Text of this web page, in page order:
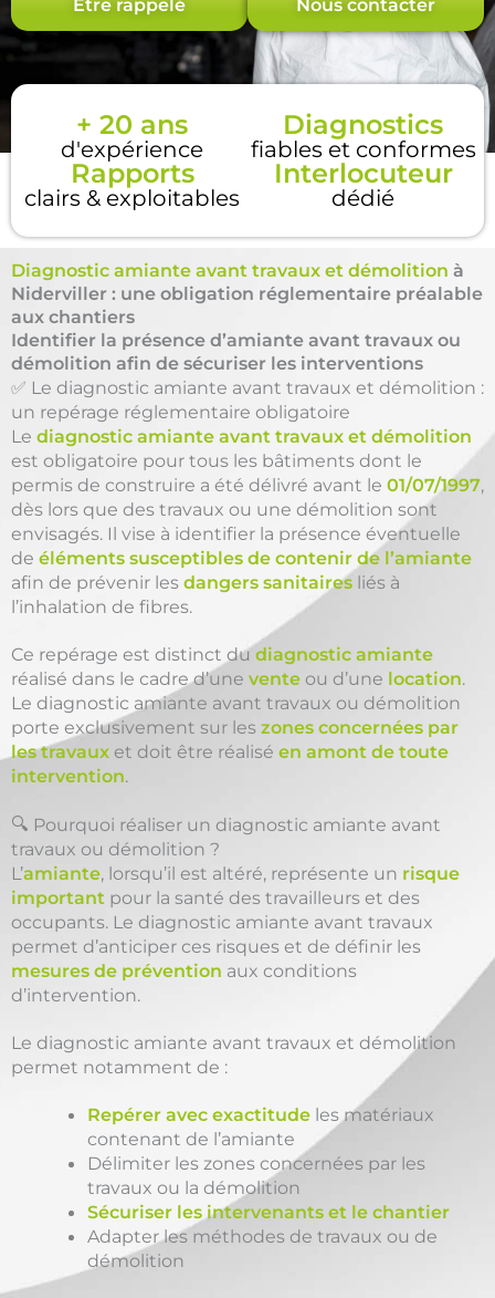
Être rappelé Nous contacter
+ 20 ans
d'expérience
Diagnostics
fiables et conformes
Rapports
clairs & exploitables
Interlocuteur
dédié
Diagnostic amiante avant travaux et démolition à
Niderviller : une obligation réglementaire préalable
aux chantiers
Identifier la présence d’amiante avant travaux ou
démolition afin de sécuriser les interventions
✅ Le diagnostic amiante avant travaux et démolition :
un repérage réglementaire obligatoire
Le diagnostic amiante avant travaux et démolition
est obligatoire pour tous les bâtiments dont le
permis de construire a été délivré avant le 01/07/1997,
dès lors que des travaux ou une démolition sont
envisagés. Il vise à identifier la présence éventuelle
de éléments susceptibles de contenir de l’amiante
afin de prévenir les dangers sanitaires liés à
l’inhalation de fibres.
Ce repérage est distinct du diagnostic amiante
réalisé dans le cadre d’une vente ou d’une location.
Le diagnostic amiante avant travaux ou démolition
porte exclusivement sur les zones concernées par
les travaux et doit être réalisé en amont de toute
intervention.
🔍 Pourquoi réaliser un diagnostic amiante avant
travaux ou démolition ?
L’amiante, lorsqu’il est altéré, représente un risque
important pour la santé des travailleurs et des
occupants. Le diagnostic amiante avant travaux
permet d’anticiper ces risques et de définir les
mesures de prévention aux conditions
d’intervention.
Le diagnostic amiante avant travaux et démolition
permet notamment de :
Repérer avec exactitude les matériaux
contenant de l’amiante
Délimiter les zones concernées par les
travaux ou la démolition
Sécuriser les intervenants et le chantier
Adapter les méthodes de travaux ou de
démolition